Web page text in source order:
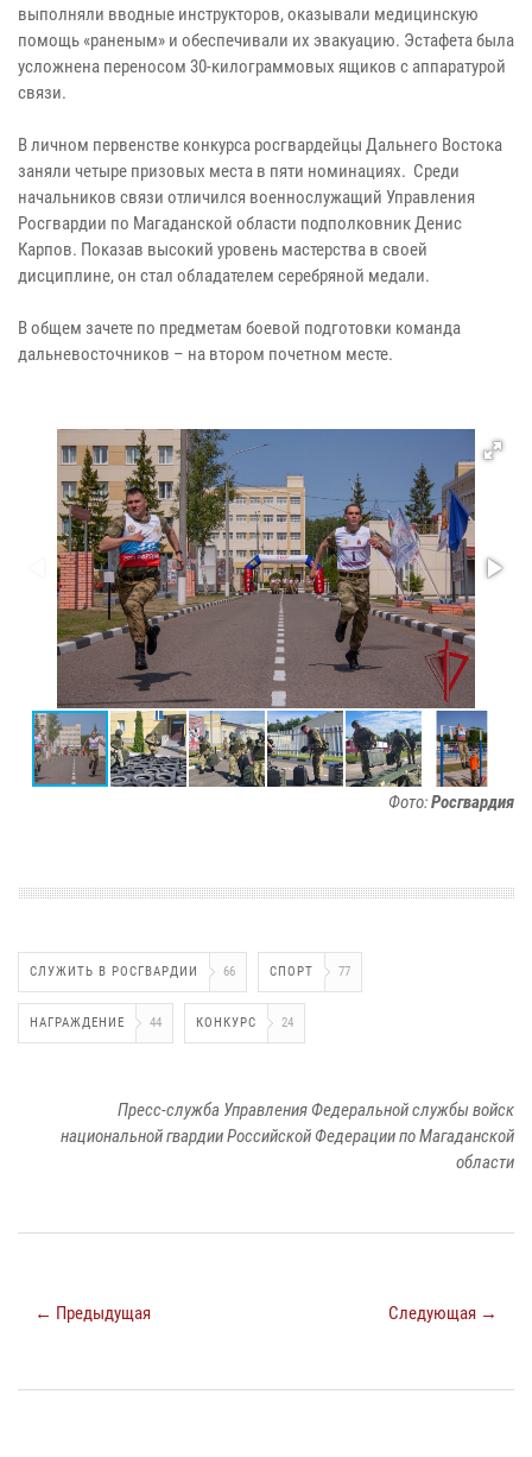
выполняли вводные инструкторов, оказывали медицинскую
помощь «раненым» и обеспечивали их эвакуацию. Эстафета была
усложнена переносом 30-килограммовых ящиков с аппаратурой
связи.
В личном первенстве конкурса росгвардейцы Дальнего Востока
заняли четыре призовых места в пяти номинациях. Среди
начальников связи отличился военнослужащий Управления
Росгвардии по Магаданской области подполковник Денис
Карпов. Показав высокий уровень мастерства в своей
дисциплине, он стал обладателем серебряной медали.
В общем зачете по предметам боевой подготовки команда
дальневосточников – на втором почетном месте.
Фото:Росгвардия
СЛУЖИТЬ В РОСГВАРДИИ 66 СПОРТ 77
НАГРАЖДЕНИЕ 44 КОНКУРС 24
Пресс-служба Управления Федеральной службы войск
национальной гвардии Российской Федерации по Магаданской
области
← Предыдущая Следующая →